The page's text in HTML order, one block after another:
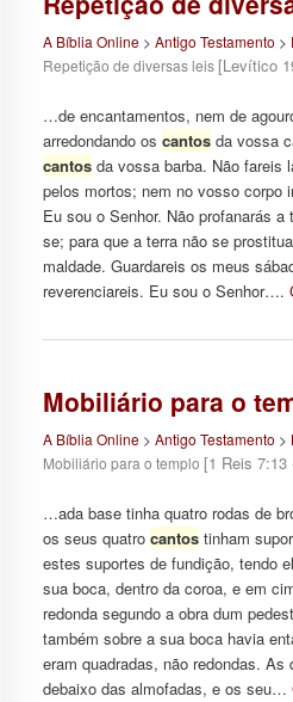
A Bíblia Online> Antigo Testamento >
Repetição de diversas leis [Levítico
…de encantamentos, nem de
arredondando os cantosda vossa
cantosda vossa barba. Não fareis
pelos mortos; nem no vosso corpo
Eu sou o Senhor. Não profanarás
se; para que a terra não se
maldade. Guardareis os meus
reverenciareis. Eu sou o Senhor….
Mobiliário para o
A Bíblia Online> Antigo Testamento >
Mobiliário para o templo [1 Reis 7:13
…ada base tinha quatro rodas de
os seus quatro cantostinham
estes suportes de fundição, tendo
sua boca, dentro da coroa, e em
redonda segundo a obra dum
também sobre a sua boca havia
eram quadradas, não redondas. As
debaixo das almofadas, e os seu…